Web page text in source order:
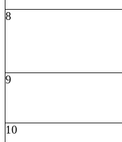
8
9
10